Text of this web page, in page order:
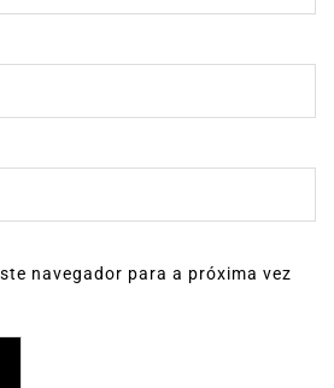
navegador para a próxima vez